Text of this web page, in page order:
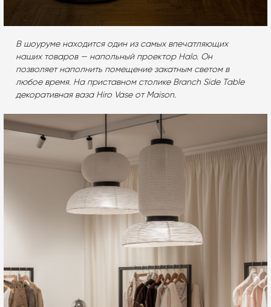
В шоуруме находится один из самых впечатляющих
наших товаров — напольный проектор Halo. Он
позволяет наполнить помещение закатным светом в
любое время. На приставном столике Branch Side Table
декоративная ваза Hiro Vase от Maison.